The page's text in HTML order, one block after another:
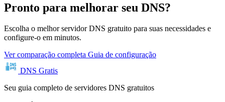
Pronto para melhorar seu DNS?
Escolha o melhor servidor DNS gratuito para suas necessidades e
configure-o em minutos.
Ver comparação completa Guia de configuração
DNS Gratis
Seu guia completo de servidores DNS gratuitos